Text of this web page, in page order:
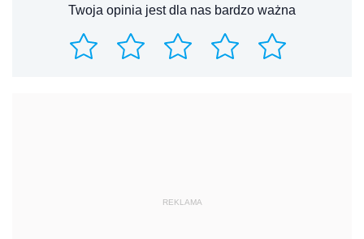
Twoja opinia jest dla nas bardzo ważna
REKLAMA